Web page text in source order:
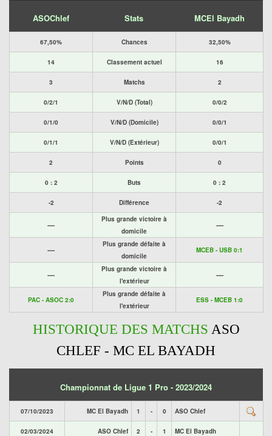
ASOChlef Stats MCEl Bayadh
67,50% Chances 32,50%
14 Classement actuel 16
3 Matchs 2
0/2/1 V/N/D (Total) 0/0/2
0/1/0 V/N/D (Domicile) 0/0/1
0/1/1 V/N/D (Extérieur) 0/0/1
2 Points 0
0 : 2 Buts 0 : 2
-2 Différence -2
----
Plus grande victoire à
domicile
----
----
Plus grande défaite à
domicile
MCEB - USB 0:1
----
Plus grande victoire à
l'extérieur
----
PAC - ASOC 2:0
Plus grande défaite à
l'extérieur
ESS - MCEB 1:0
HISTORIQUE DES MATCHS ASO
CHLEF - MC EL BAYADH
Championnat de Ligue 1 Pro - 2023/2024
07/10/2023 MC El Bayadh 1 - 0 ASO Chlef
02/03/2024 ASO Chlef 2 - 1 MC El Bayadh